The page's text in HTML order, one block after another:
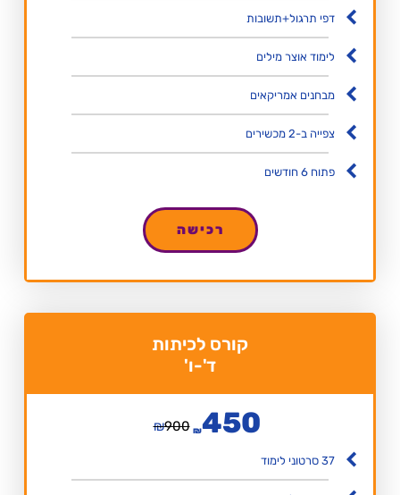
דפי תרגול+תשובות
לימוד אוצר מילים
מבחנים אמריקאים
צפייה ב-2 מכשירים
פתוח 6 חודשים
רכישה
קורס לכיתות
ד'-ו'
₪900 ₪450
37 סרטוני לימוד